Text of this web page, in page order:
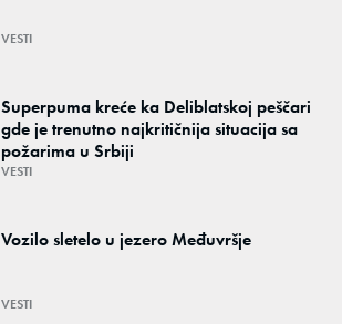
VESTI
Superpuma kreće ka Deliblatskoj peščari
gde je trenutno najkritičnija situacija sa
požarima u Srbiji
VESTI
Vozilo sletelo u jezero Međuvršje
VESTI